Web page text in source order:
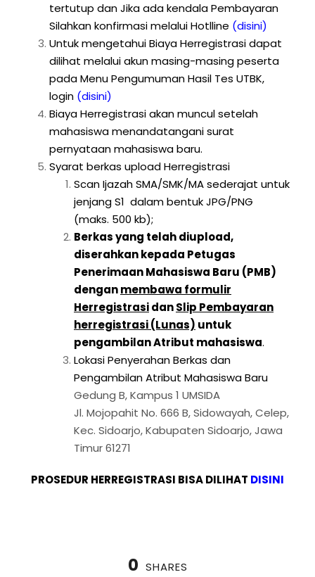
tertutup dan Jika ada kendala Pembayaran
Silahkan konfirmasi melalui Hotlline (disini)
Untuk mengetahui Biaya Herregistrasi dapat
dilihat melalui akun masing-masing peserta
pada Menu Pengumuman Hasil Tes UTBK,
login (disini)
Biaya Herregistrasi akan muncul setelah
mahasiswa menandatangani surat
pernyataan mahasiswa baru.
Syarat berkas upload Herregistrasi
Scan Ijazah SMA/SMK/MA sederajat untuk
jenjang S1 dalam bentuk JPG/PNG
(maks. 500 kb);
Berkas yang telah diupload,
diserahkan kepada Petugas
Penerimaan Mahasiswa Baru (PMB)
denganmembawa formulir
HerregistrasidanSlip Pembayaran
herregistrasi (Lunas) untuk
pengambilan Atribut mahasiswa.
Lokasi Penyerahan Berkas dan
Pengambilan Atribut Mahasiswa Baru
Gedung B, Kampus 1 UMSIDA
Jl. Mojopahit No. 666 B, Sidowayah, Celep,
Kec. Sidoarjo, Kabupaten Sidoarjo, Jawa
Timur 61271
PROSEDUR HERREGISTRASI BISA DILIHAT DISINI
0 SHARES